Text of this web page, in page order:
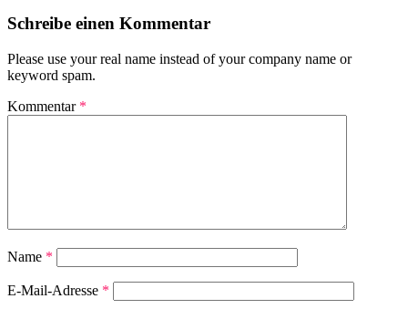
Schreibe einen Kommentar
Please use your real name instead of your company name or
keyword spam.
Kommentar *
Name *
E-Mail-Adresse *